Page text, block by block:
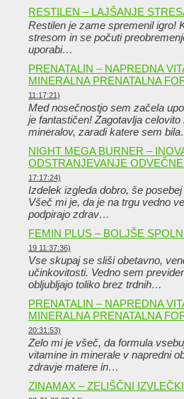
RESTILEN – LAJŠANJE
Restilen je zame spremenil igro!
stresom in se počuti
uporabi…
PRENATALIN – NAPREDNA
MINERALNA PRENATALNA
11:17:21)
Med nosečnostjo sem začela
je fantastičen! Zagotavlja
mineralov, zaradi katere sem
NIGHT MEGA BURNER –
ODSTRANJEVANJE
17:17:24)
Izdelek izgleda dobro, še
Všeč mi je, da je na trgu vedno
podpirajo zdrav…
FEMIN PLUS – BOLJŠE
19 11:37:36)
Vse skupaj se sliši obetavno,
učinkovitosti. Vedno sem
obljubljajo toliko brez trdnih…
PRENATALIN – NAPREDNA
MINERALNA PRENATALNA
20:31:53)
Zelo mi je všeč, da formula
vitamine in minerale v napredni
zdravje matere in…
ZINAMAX – ZELIŠČNI